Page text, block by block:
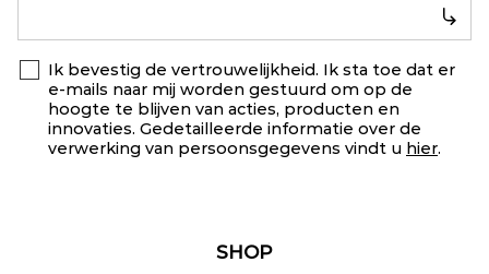
Ik bevestig de vertrouwelijkheid. Ik sta toe dat er
e-mails naar mij worden gestuurd om op de
hoogte te blijven van acties, producten en
innovaties. Gedetailleerde informatie over de
verwerking van persoonsgegevens vindt u hier.
SHOP